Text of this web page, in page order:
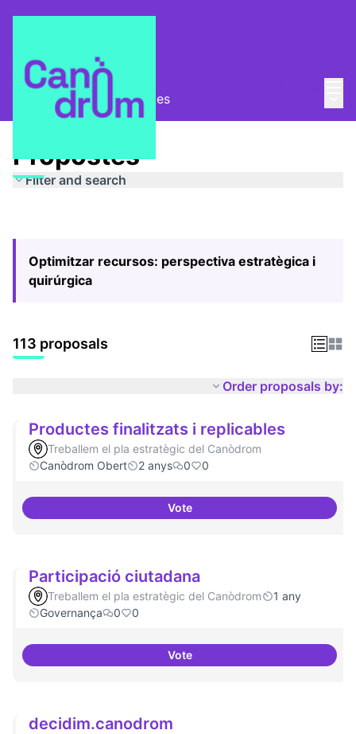
Pla Estratègic Propostes
Propostes
Filter and search
Optimitzar recursos: perspectiva estratègica i
quirúrgica
113 proposals
Order proposals by:
Productes finalitzats i replicables
Treballem el pla estratègic del Canòdrom
Canòdrom Obert
2 anys 0 0
VoteProductes finalitzats i
Participació ciutadana
Treballem el pla estratègic del Canòdrom
1 any
Governança
0 0
VoteParticipació ciutadana
decidim.canodrom